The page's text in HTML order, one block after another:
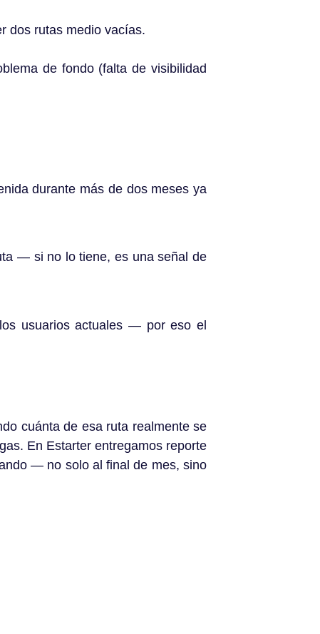
dos rutas medio vacías.
de fondo (falta de visibilidad
durante más de dos meses ya
— si no lo tiene, es una señal de
usuarios actuales — por eso el
cuánta de esa ruta realmente se
En Estarter entregamos reporte
— no solo al final de mes, sino